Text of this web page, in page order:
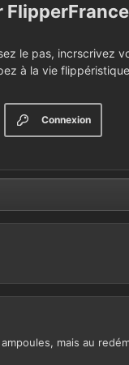
FlipperFrance
le pas, incrscrivez
à la vie flippéristique
Connexion
mais au